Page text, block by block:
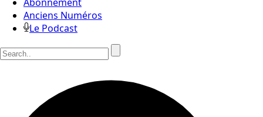
Anciens Numéros
Le Podcast